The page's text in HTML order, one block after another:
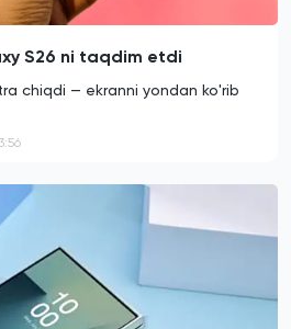
S26 ni taqdim etdi
chiqdi — ekranni yondan ko'rib